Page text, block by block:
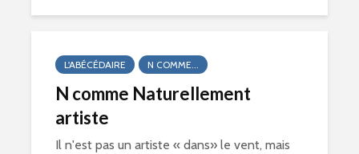
L'ABÉCÉDAIRE N COMME...
N comme Naturellement
artiste
Il n'est pas un artiste « dans» le vent, mais